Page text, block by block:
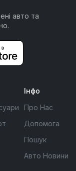
авто та
Інфо
Про Нас
Допомога
Пошук
Авто Новини